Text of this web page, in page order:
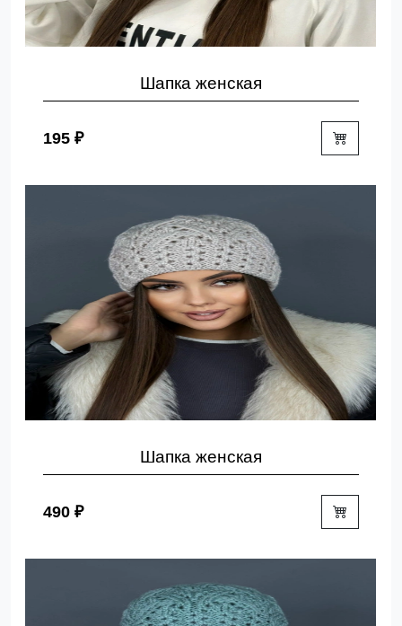
Шапка женская
195 ₽
Шапка женская
490 ₽